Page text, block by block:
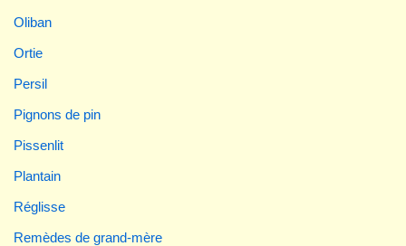
Oliban
Ortie
Persil
Pignons de pin
Pissenlit
Plantain
Réglisse
Remèdes de grand-mère